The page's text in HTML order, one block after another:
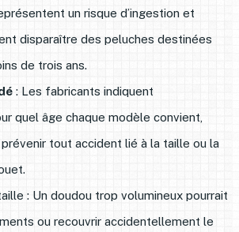
un risque d’ingestion et
disparaître des peluches destinées
de trois ans.
: Les fabricants indiquent
quel âge chaque modèle convient,
tout accident lié à la taille ou la
: Un doudou trop volumineux pourrait
ou recouvrir accidentellement le